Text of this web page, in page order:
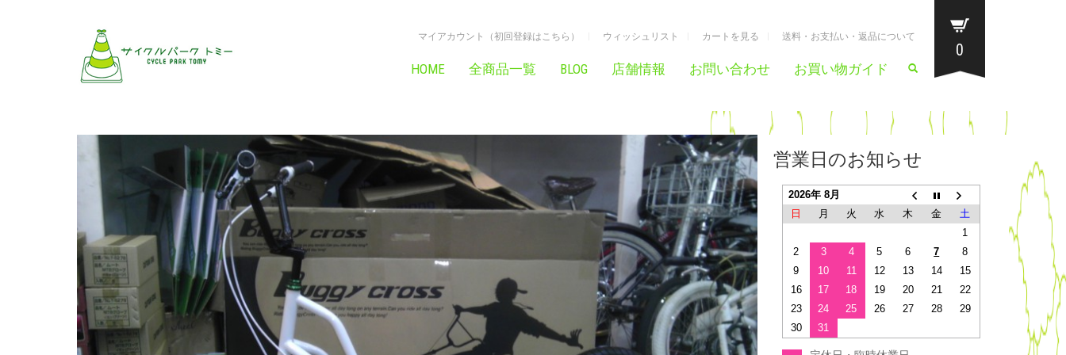
マイアカウント（初回登録はこちら） ウィッシュリスト カートを見る 送料・お支払い・返品について
HOME 全商品一覧 BLOG 店舗情報 お問い合わせ お買い物ガイド
0
営業日のお知らせ
2026年 8月
日
月 火 水 木 金
土
1
2
3 4 5 6 7
8
9
10 11 12 13 14
15
16
17 18 19 20 21
22
23
24 25 26 27 28
29
30
31